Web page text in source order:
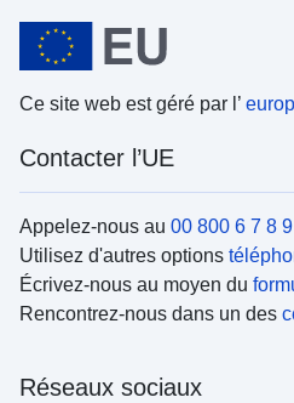
Ce site web est géré par l’
Contacter l’UE
Appelez-nous au 00 800 6 7 8
Utilisez d'autres options
Écrivez-nous au moyen du
Rencontrez-nous dans un des
Réseaux sociaux